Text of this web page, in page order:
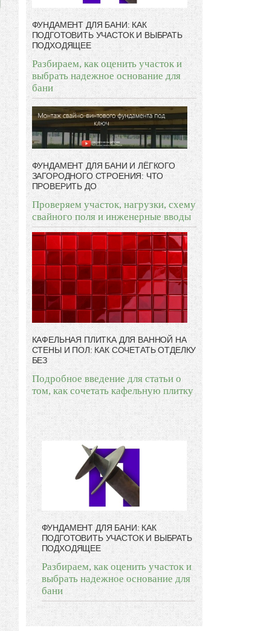
ФУНДАМЕНТ ДЛЯ БАНИ: КАК
ПОДГОТОВИТЬ УЧАСТОК И ВЫБРАТЬ
ПОДХОДЯЩЕЕ
Разбираем, как оценить участок и
выбрать надежное основание для
бани
ФУНДАМЕНТ ДЛЯ БАНИ И ЛЁГКОГО
ЗАГОРОДНОГО СТРОЕНИЯ: ЧТО
ПРОВЕРИТЬ ДО
Проверяем участок, нагрузки, схему
свайного поля и инженерные вводы
КАФЕЛЬНАЯ ПЛИТКА ДЛЯ ВАННОЙ НА
СТЕНЫ И ПОЛ: КАК СОЧЕТАТЬ ОТДЕЛКУ
БЕЗ
Подробное введение для статьи о
том, как сочетать кафельную плитку
ФУНДАМЕНТ ДЛЯ БАНИ: КАК
ПОДГОТОВИТЬ УЧАСТОК И ВЫБРАТЬ
ПОДХОДЯЩЕЕ
Разбираем, как оценить участок и
выбрать надежное основание для
бани